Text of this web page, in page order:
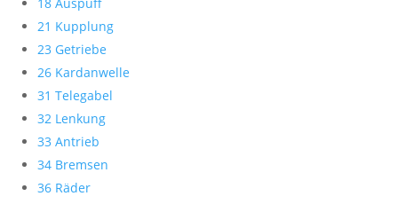
21 Kupplung
23 Getriebe
26 Kardanwelle
31 Telegabel
32 Lenkung
33 Antrieb
34 Bremsen
36 Räder